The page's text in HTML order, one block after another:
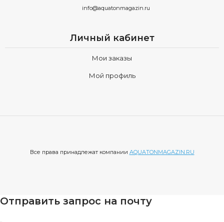
info@aquatonmagazin.ru
Личный кабинет
Мои заказы
Мой профиль
Все права принадлежат компании AQUATONMAGAZIN.RU
Отправить запрос на почту